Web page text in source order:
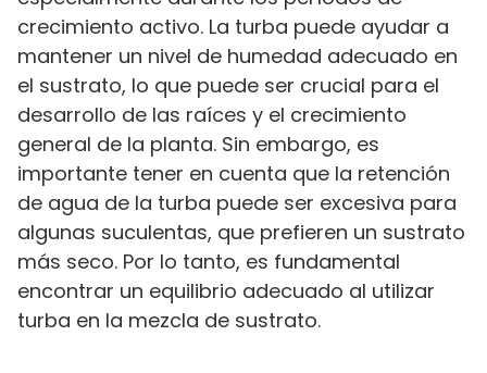
crecimiento activo. La turba puede ayudar a
mantener un nivel de humedad adecuado en
el sustrato, lo que puede ser crucial para el
desarrollo de las raíces y el crecimiento
general de la planta. Sin embargo, es
importante tener en cuenta que la retención
de agua de la turba puede ser excesiva para
algunas suculentas, que prefieren un sustrato
más seco. Por lo tanto, es fundamental
encontrar un equilibrio adecuado al utilizar
turba en la mezcla de sustrato.